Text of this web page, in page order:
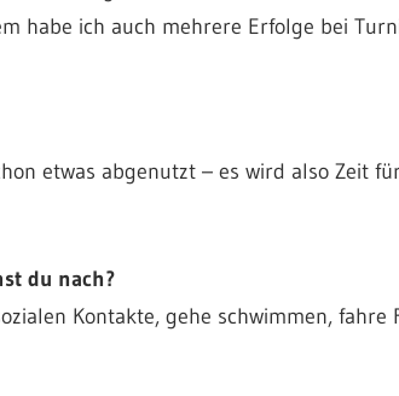
habe ich auch mehrere Erfolge bei
etwas abgenutzt – es wird also Zeit
du nach?
Kontakte, gehe schwimmen, fahre